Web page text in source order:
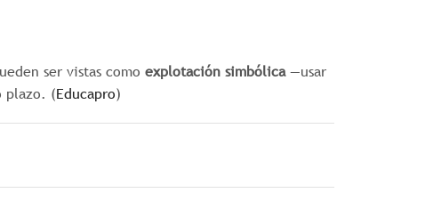
ser vistas como explotación simbólica—usar
plazo. (Educapro)